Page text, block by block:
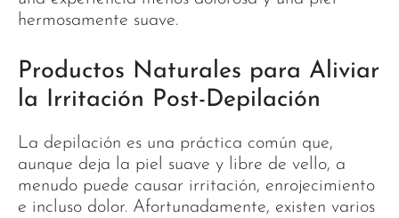
hermosamente suave.
Productos Naturales para Aliviar
la Irritación Post-Depilación
La depilación es una práctica común que,
aunque deja la piel suave y libre de vello, a
menudo puede causar irritación, enrojecimiento
e incluso dolor. Afortunadamente, existen varios